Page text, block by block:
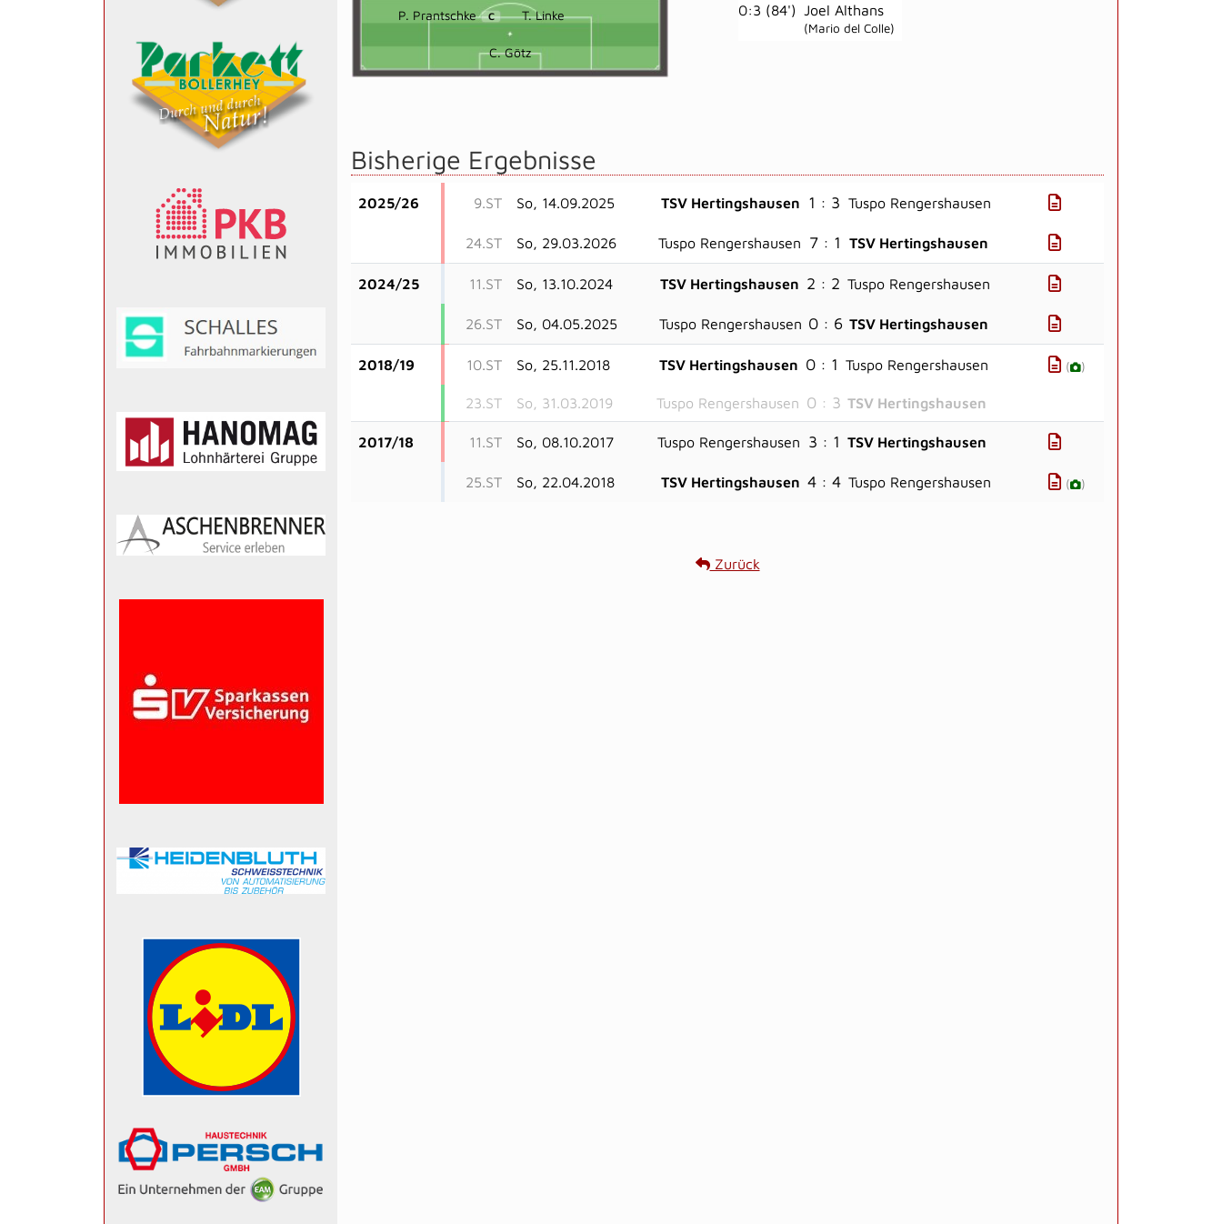
P. Prantschke C T. Linke
C. Götz
0:3 (84') Joel Althans
(Mario del Colle)
Bisherige Ergebnisse
2025/26 9.ST So, 14.09.2025 TSV Hertingshausen 1 : 3 Tuspo Rengershausen
24.ST So, 29.03.2026 Tuspo Rengershausen 7 : 1 TSV Hertingshausen
2024/25 11.ST So, 13.10.2024 TSV Hertingshausen 2 : 2 Tuspo Rengershausen
26.ST So, 04.05.2025 Tuspo Rengershausen 0 : 6 TSV Hertingshausen
2018/19 10.ST So, 25.11.2018 TSV Hertingshausen 0 : 1 Tuspo Rengershausen ( )
23.ST So, 31.03.2019 Tuspo Rengershausen 0 : 3 TSV Hertingshausen
2017/18 11.ST So, 08.10.2017 Tuspo Rengershausen 3 : 1 TSV Hertingshausen
25.ST So, 22.04.2018 TSV Hertingshausen 4 : 4 Tuspo Rengershausen ( )
Zurück